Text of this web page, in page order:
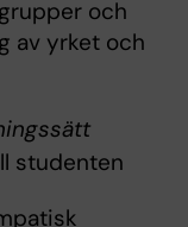
och
av yrket och
studenten